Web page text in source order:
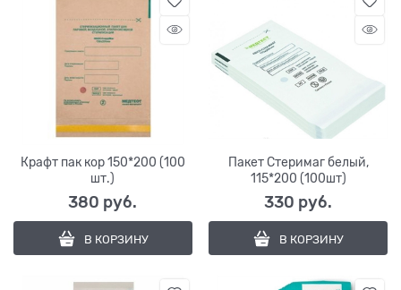
Крафт пак кор 150*200 (100
шт.)
380 руб.
В КОРЗИНУ
Пакет Стеримаг белый,
115*200 (100шт)
330 руб.
В КОРЗИНУ